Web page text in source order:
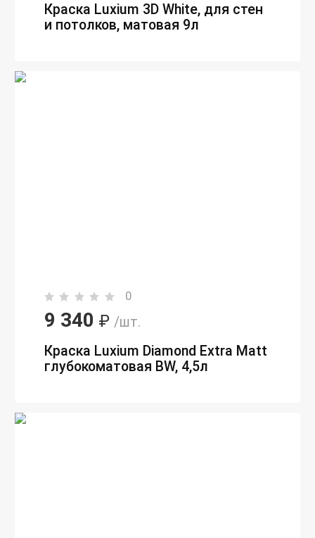
Краска Luxium 3D White, для стен
и потолков, матовая 9л
0
9 340 ₽ /шт.
Краска Luxium Diamond Extra Matt
глубокоматовая BW, 4,5л